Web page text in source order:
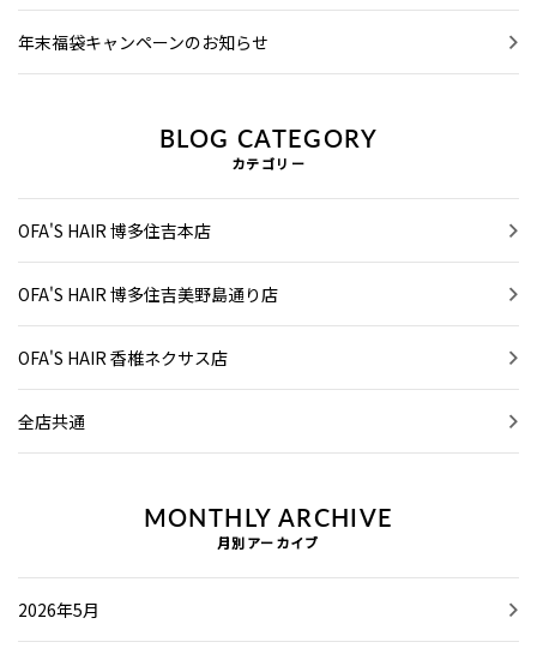
年末福袋キャンペーンのお知らせ
BLOG CATEGORY
カテゴリー
OFA'S HAIR 博多住吉本店
OFA'S HAIR 博多住吉美野島通り店
OFA'S HAIR 香椎ネクサス店
全店共通
MONTHLY ARCHIVE
月別アーカイブ
2026年5月